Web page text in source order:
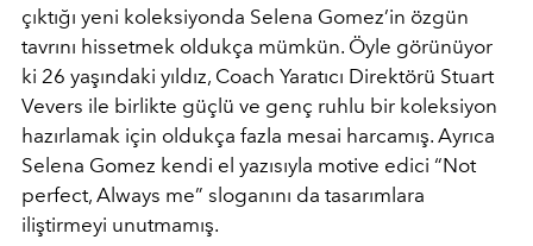
çıktığı yeni koleksiyonda Selena Gomez’in özgün
tavrını hissetmek oldukça mümkün. Öyle görünüyor
ki 26 yaşındaki yıldız, Coach Yaratıcı Direktörü Stuart
Vevers ile birlikte güçlü ve genç ruhlu bir koleksiyon
hazırlamak için oldukça fazla mesai harcamış. Ayrıca
Selena Gomez kendi el yazısıyla motive edici “Not
perfect, Always me” sloganını da tasarımlara
iliştirmeyi unutmamış.